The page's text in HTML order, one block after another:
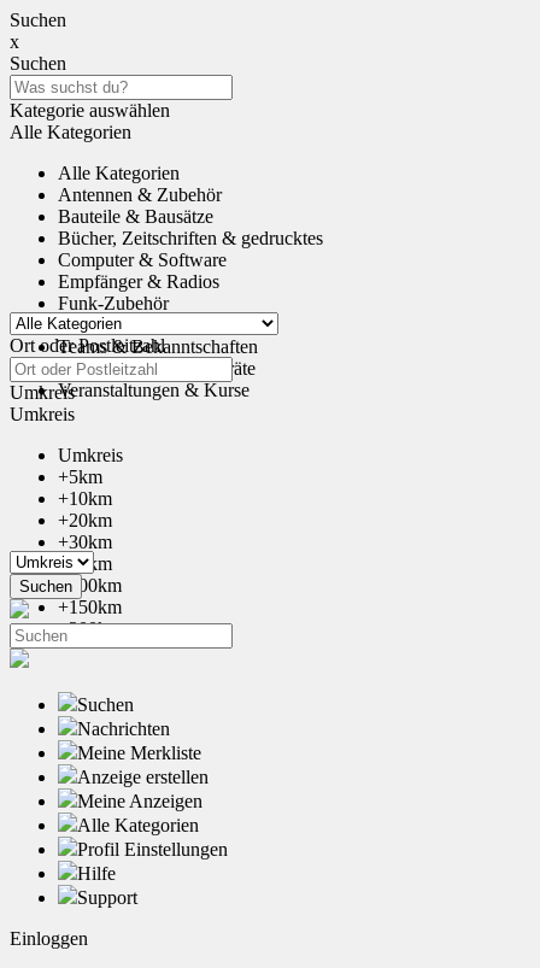
Suchen
x
Suchen
Kategorie auswählen
Alle Kategorien
Alle Kategorien
Antennen & Zubehör
Bauteile & Bausätze
Bücher, Zeitschriften & gedrucktes
Computer & Software
Empfänger & Radios
Funk-Zubehör
Tauschen & Schenken
Teams & Bekanntschaften
Transceiver & Funkgeräte
Veranstaltungen & Kurse
Ort oder Postleitzahl
Umkreis
Umkreis
Umkreis
+5km
+10km
+20km
+30km
+50km
+100km
+150km
+200km
Suchen
Nachrichten
Meine Merkliste
Anzeige erstellen
Meine Anzeigen
Alle Kategorien
Profil Einstellungen
Hilfe
Support
Einloggen